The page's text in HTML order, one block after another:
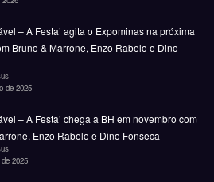
de Sangue e Osso’ ganha primeiro trailer
Bruno & Marrone, Enzo Rabelo e Dino
de 2025